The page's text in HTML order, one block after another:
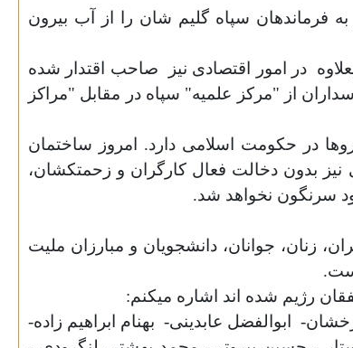
فرماندهان سپاه گلیم شان را از آب بیرون
در امور اقتصادی نیز
صاحب اقتدار شده
از "مرکز علمیه" سپاه در مقابل "مراکز
در حکومت اسلامی دارد. امروز ساختمان
نیز بدون دخالت فعال کارگران و زحمتکشان،
سرنگون نخواهد شد.
زنان، جوانان، دانشجویان و مبارزان ملیت
رژیم شده اند اشاره میکنم:
ابوالفضل عابدینی- بهنام ابراهیم زاده-